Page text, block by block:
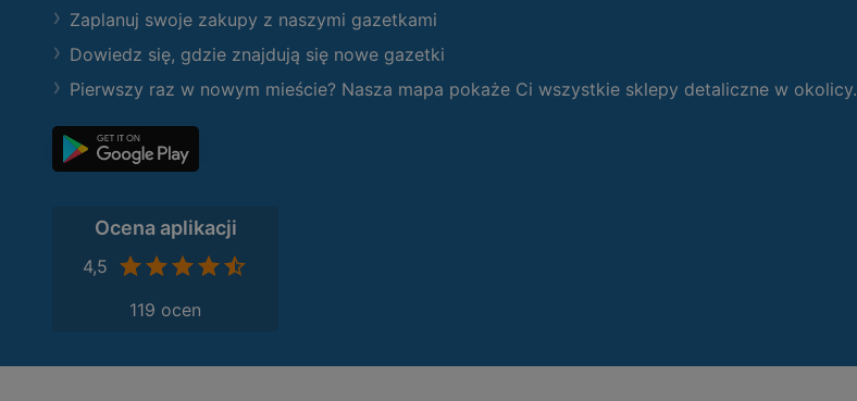
Zaplanuj swoje zakupy z naszymi gazetkami
Dowiedz się, gdzie znajdują się nowe gazetki
Pierwszy raz w nowym mieście? Nasza mapa pokaże Ci wszystkie sklepy detaliczne w okolicy.
Ocena aplikacji
4,5
119 ocen